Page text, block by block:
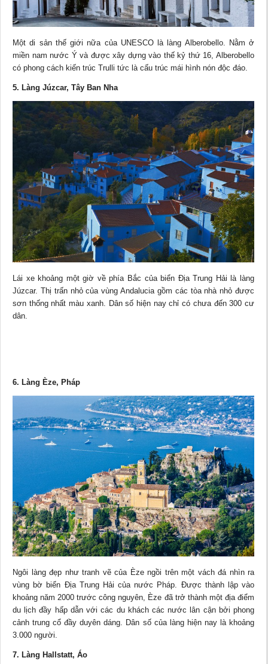
Một di sản thế giới nữa của UNESCO là làng Alberobello. Nằm ở
miền nam nước Ý và được xây dựng vào thế kỷ thứ 16, Alberobello
có phong cách kiến trúc Trulli tức là cấu trúc mái hình nón độc đáo.
5. Làng Júzcar, Tây Ban Nha
Lái xe khoảng một giờ về phía Bắc của biển Địa Trung Hải là làng
Júzcar. Thị trấn nhỏ của vùng Andalucia gồm các tòa nhà nhỏ được
sơn thống nhất màu xanh. Dân số hiện nay chỉ có chưa đến 300 cư
dân.
6. Làng Èze, Pháp
Ngôi làng đẹp như tranh vẽ của Èze ngồi trên một vách đá nhìn ra
vùng bờ biển Địa Trung Hải của nước Pháp. Được thành lập vào
khoảng năm 2000 trước công nguyên, Èze đã trở thành một địa điểm
du lịch đầy hấp dẫn với các du khách các nước lân cận bởi phong
cảnh trung cổ đầy duyên dáng. Dân số của làng hiện nay là khoảng
3.000 người.
7. Làng Hallstatt, Áo